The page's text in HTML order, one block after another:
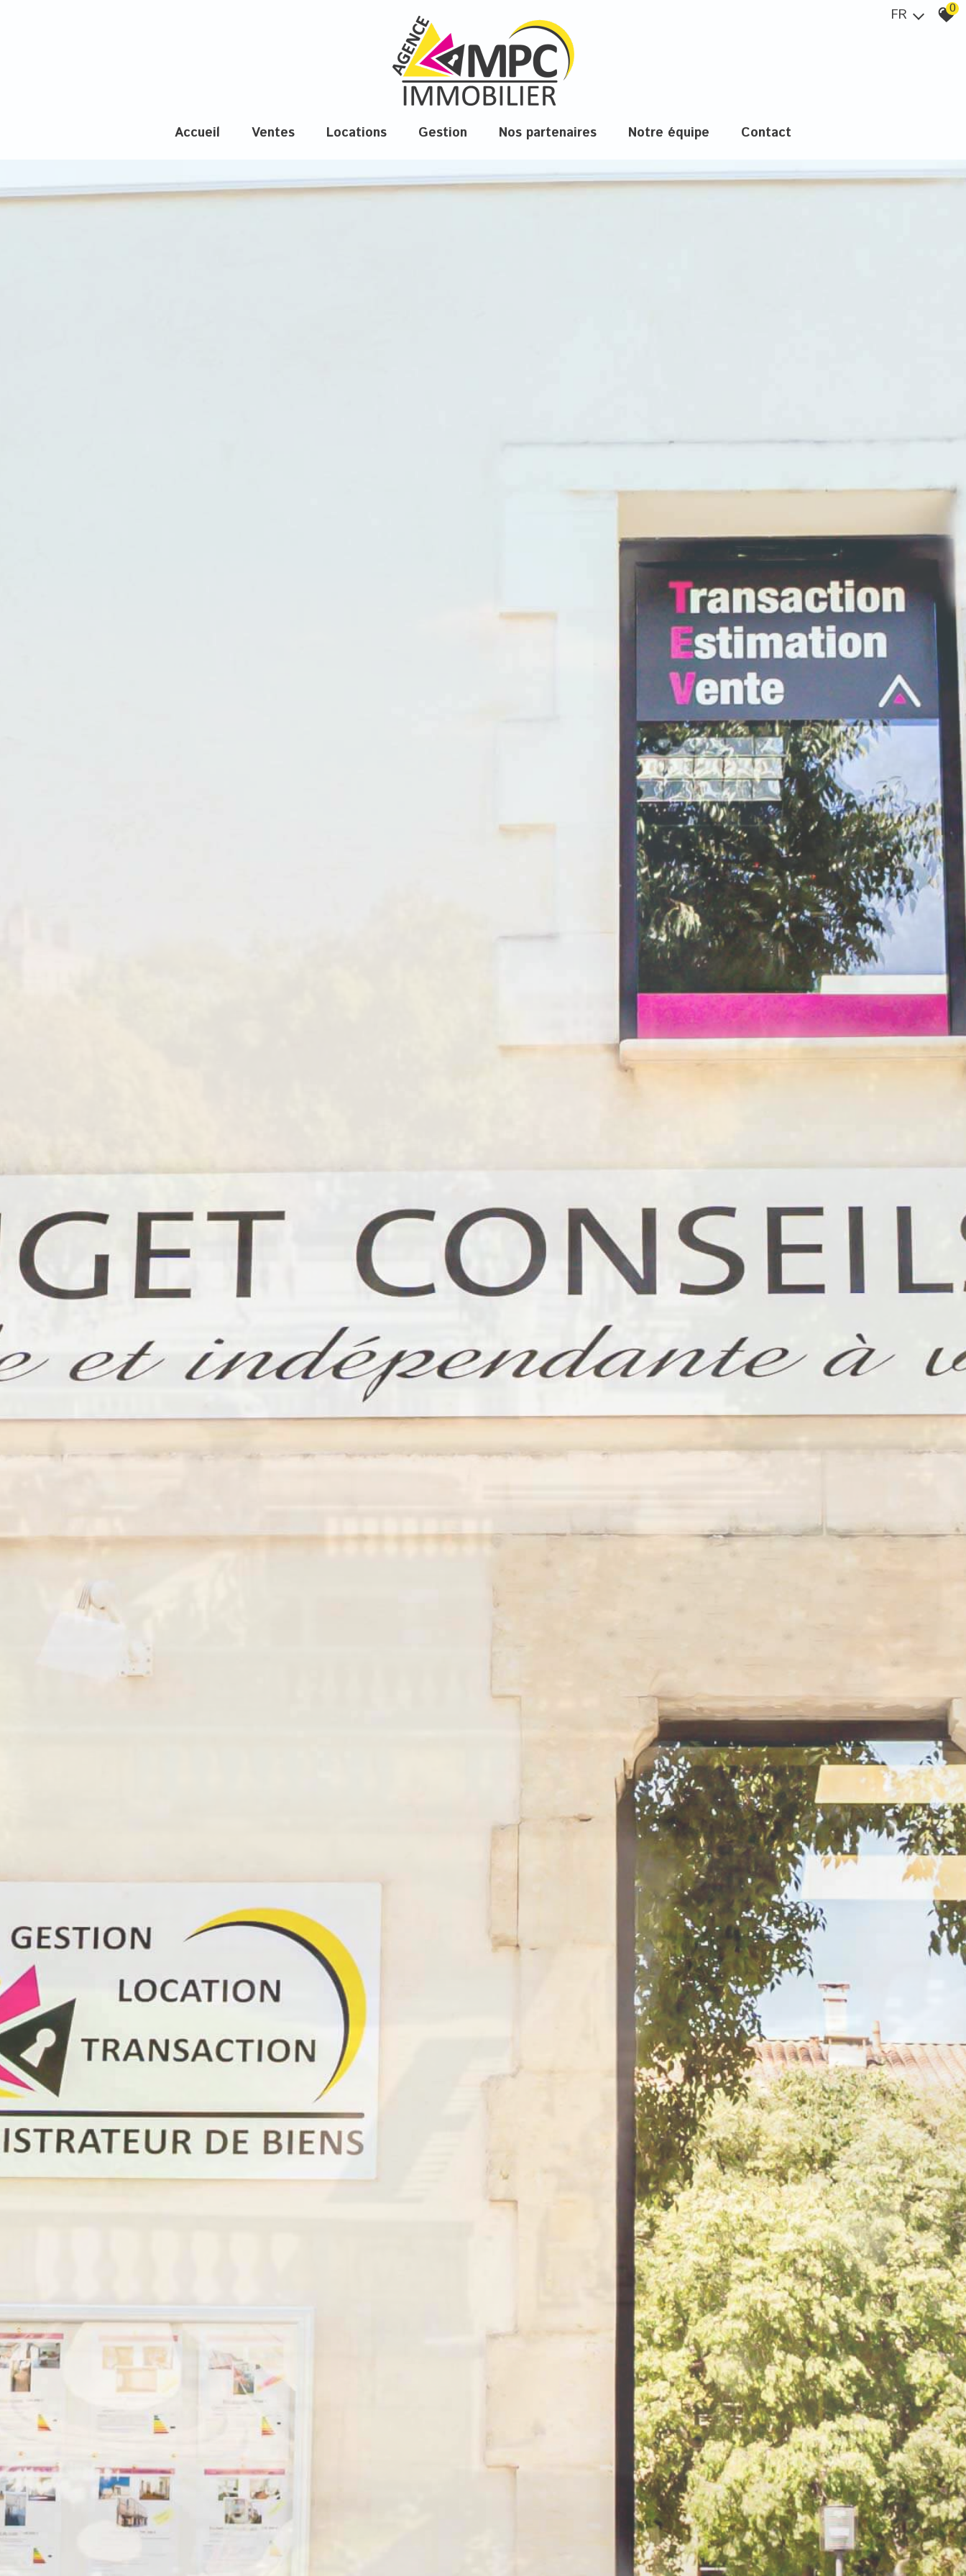
FR 0
accueil ventes locations
biens disponibles à la location
biens professionnels disponibles à la location
gestion nos partenaires notre équipe contact